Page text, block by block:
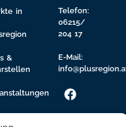
in
&
Telefon:
06215/
204 17
E-Mail: